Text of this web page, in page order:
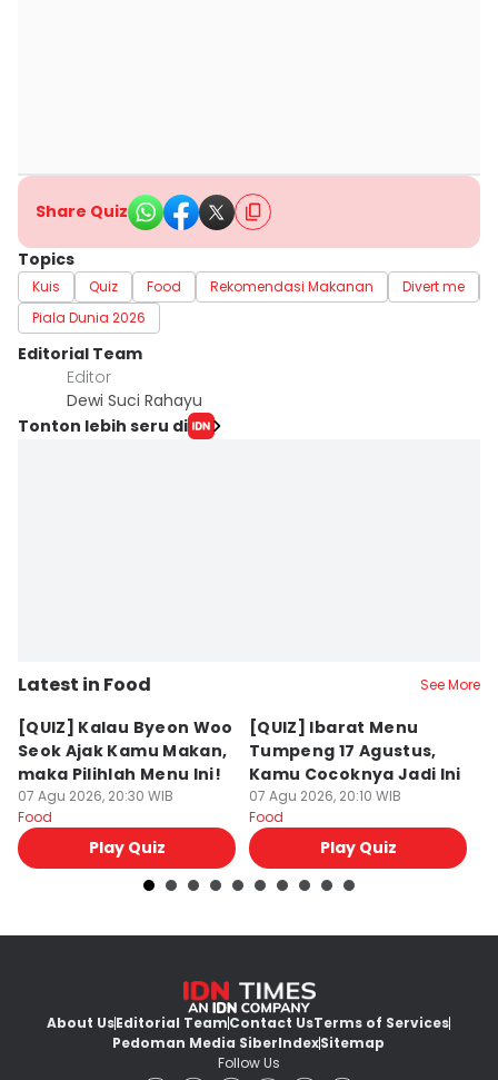
Share Quiz
Topics
Kuis Quiz Food Rekomendasi Makanan Divert me
Piala Dunia 2026
Editorial Team
Editor
Dewi Suci Rahayu
Tonton lebih seru di
Latest in Food See More
[QUIZ] Kalau Byeon Woo
Seok Ajak Kamu Makan,
maka Pilihlah Menu Ini!
07 Agu 2026, 20:30 WIB
Food
Play Quiz
[QUIZ] Ibarat Menu
Tumpeng 17 Agustus,
Kamu Cocoknya Jadi Ini
07 Agu 2026, 20:10 WIB
Food
Play Quiz
About UsEditorial TeamContact UsTerms of Services
Pedoman Media SiberIndexSitemap
Follow Us